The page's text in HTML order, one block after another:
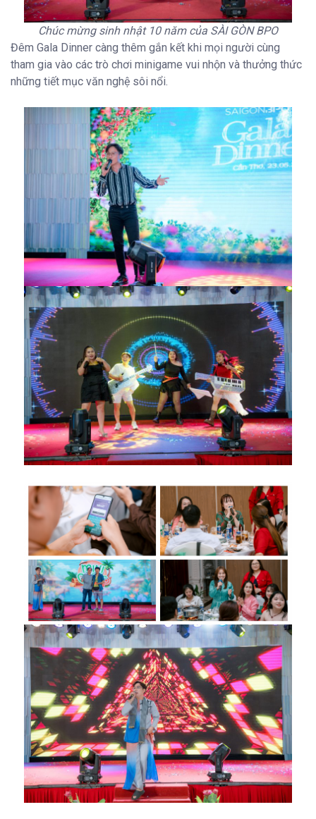
Chúc mừng sinh nhật 10 năm của SÀI GÒN BPO
Đêm Gala Dinner càng thêm gắn kết khi mọi người cùng
tham gia vào các trò chơi minigame vui nhộn và thưởng thức
những tiết mục văn nghệ sôi nổi.